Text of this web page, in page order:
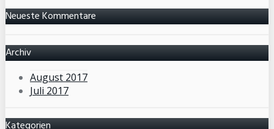
Neueste Kommentare
Archiv
August 2017
Juli 2017